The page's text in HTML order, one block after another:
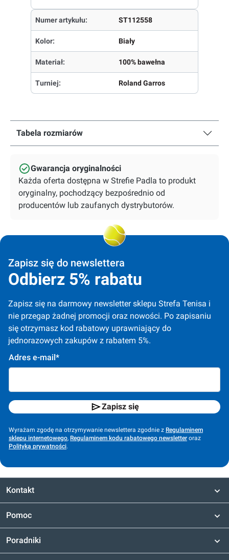
Numer artykułu: ST112558
Kolor: Biały
Materiał: 100% bawełna
Turniej: Roland Garros
Tabela rozmiarów
Gwarancja oryginalności
Każda oferta dostępna w Strefie Padla to produkt
oryginalny, pochodzący bezpośrednio od
producentów lub zaufanych dystrybutorów.
Zapisz się do newslettera
Odbierz 5% rabatu
Zapisz się na darmowy newsletter sklepu Strefa Tenisa i
nie przegap żadnej promocji oraz nowości. Po zapisaniu
się otrzymasz kod rabatowy uprawniający do
jednorazowych zakupów z rabatem 5%.
Adres e-mail*
Zapisz się
Wyrażam zgodę na otrzymywanie newslettera zgodnie z Regulaminem
sklepu internetowego, Regulaminem kodu rabatowego newsletter oraz
Polityką prywatności.
Kontakt
Pomoc
Poradniki